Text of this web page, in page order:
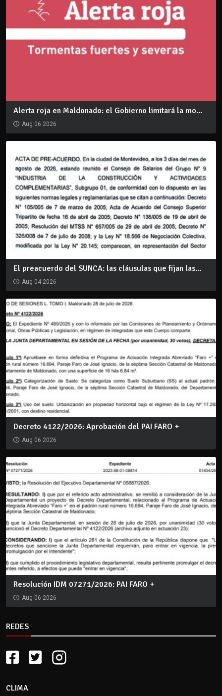
Alerta roja en Maldonado: el Gobierno limitará la mo...
Aug 06 2026
El preacuerdo del SUNCA: las cláusulas que fijan las...
Aug 04 2026
Decreto 4122/2026: Aprobación del PAI FARO +
Aug 06 2026
Resolución IDM 07271/2026: PAI FARO +
Aug 06 2026
REDES
CLIMA